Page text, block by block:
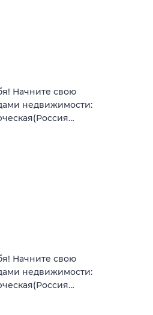
Начните свою
недвижимости:
Начните свою
недвижимости: